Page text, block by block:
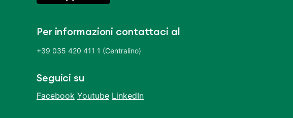
Per informazioni contattaci al
+39 035 420 411 1 (Centralino)
Seguici su
Facebook Youtube LinkedIn